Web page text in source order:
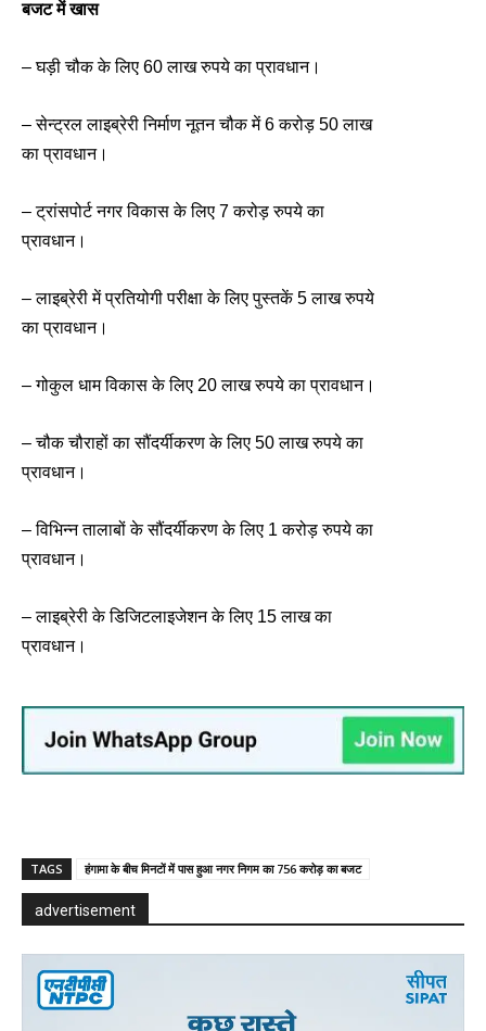
बजट में खास
– घड़ी चौक के लिए 60 लाख रुपये का प्रावधान।
– सेन्ट्रल लाइब्रेरी निर्माण नूतन चौक में 6 करोड़ 50 लाख
का प्रावधान।
– ट्रांसपोर्ट नगर विकास के लिए 7 करोड़ रुपये का
प्रावधान।
– लाइब्रेरी में प्रतियोगी परीक्षा के लिए पुस्तकें 5 लाख रुपये
का प्रावधान।
– गोकुल धाम विकास के लिए 20 लाख रुपये का प्रावधान।
– चौक चौराहों का सौंदर्यीकरण के लिए 50 लाख रुपये का
प्रावधान।
– विभिन्न तालाबों के सौंदर्यीकरण के लिए 1 करोड़ रुपये का
प्रावधान।
– लाइब्रेरी के डिजिटलाइजेशन के लिए 15 लाख का
प्रावधान।
TAGS हंगामा के बीच मिनटों में पास हुआ नगर निगम का 756 करोड़ का बजट
advertisement